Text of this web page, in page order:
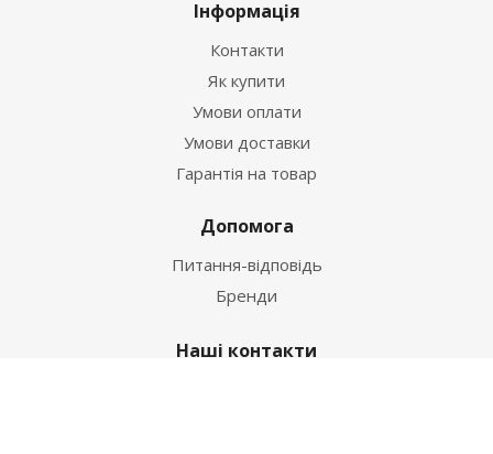
Інформація
Контакти
Як купити
Умови оплати
Умови доставки
Гарантія на товар
Допомога
Питання-відповідь
Бренди
Наші контакти